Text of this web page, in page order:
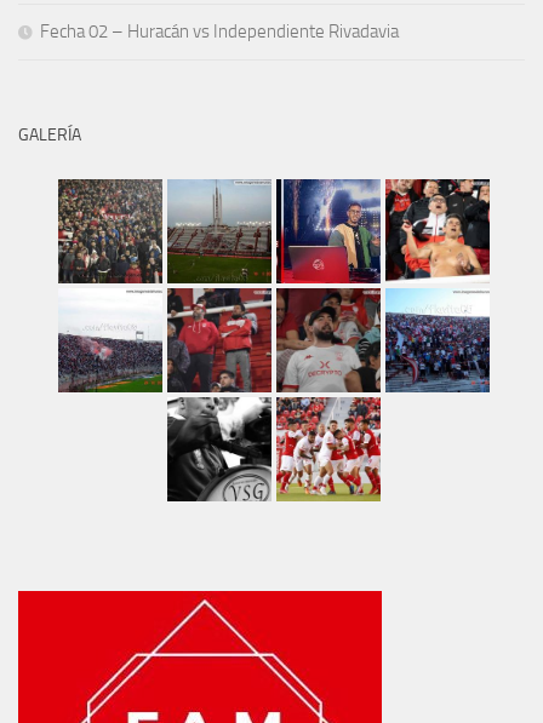
Fecha 02 – Huracán vs Independiente Rivadavia
GALERÍA